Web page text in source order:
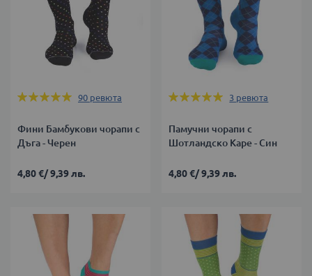
Оценка:
90 ревюта
Фини Бамбукови чорапи с
Дъга - Черен
4,80 €/9,39 лв.
Оценка:
3 ревюта
Памучни чорапи с
Шотландско Каре - Син
4,80 €/9,39 лв.